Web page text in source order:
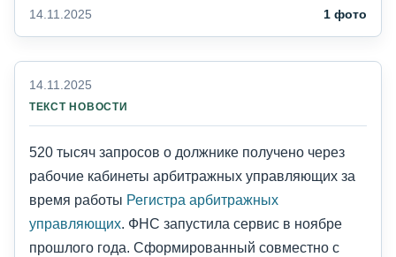
14.11.2025 1 фото
14.11.2025
ТЕКСТ НОВОСТИ
520 тысяч запросов о должнике получено через
рабочие кабинеты арбитражных управляющих за
время работы Регистра арбитражных
управляющих. ФНС запустила сервис в ноябре
прошлого года. Сформированный совместно с